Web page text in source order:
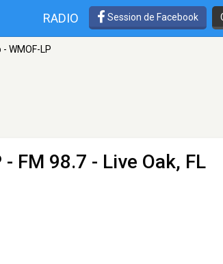
RADIO Session de Facebook
WMOF-LP
- FM 98.7 - Live Oak, FL